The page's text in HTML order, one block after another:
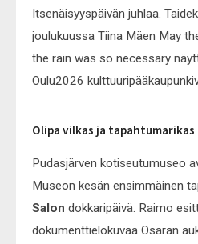
Itsenäisyyspäivän juhlaa.
joulukuussa Tiina Mäen May
the rain was so necessary
Oulu2026
Olipa vilkas ja tapahtumarikas
Pudasjärven kotiseutumuseo
Museon kesän ensimmäinen
Salon dokkaripäivä. Raimo
dokumenttielokuvaa Osaran